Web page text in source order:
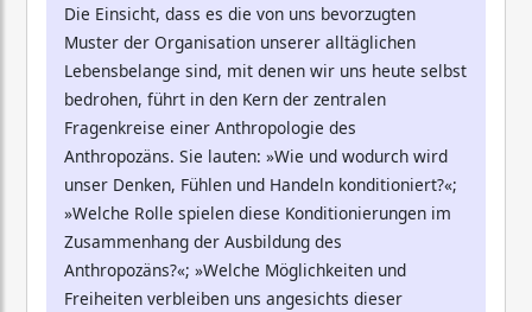
Die Einsicht, dass es die von uns bevorzugten
Muster der Organisation unserer alltäglichen
Lebensbelange sind, mit denen wir uns heute selbst
bedrohen, führt in den Kern der zentralen
Fragenkreise einer Anthropologie des
Anthropozäns. Sie lauten: »Wie und wodurch wird
unser Denken, Fühlen und Handeln konditioniert?«;
»Welche Rolle spielen diese Konditionierungen im
Zusammenhang der Ausbildung des
Anthropozäns?«; »Welche Möglichkeiten und
Freiheiten verbleiben uns angesichts dieser